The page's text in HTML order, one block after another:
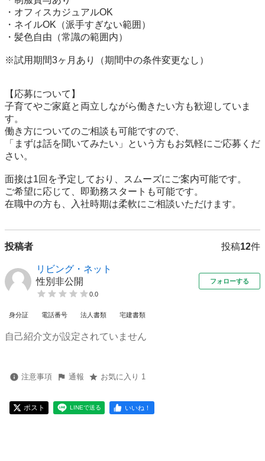
・オフィスカジュアルOK
・ネイルOK（派手すぎない範囲）
・髪色自由（常識の範囲内）
※試用期間3ヶ月あり（期間中の条件変更なし）
【応募について】
子育てやご家庭と両立しながら働きたい方も歓迎していま
す。
働き方についてのご相談も可能ですので、
「まずは話を聞いてみたい」という方もお気軽にご応募くだ
さい。
面接は1回を予定しており、スムーズにご案内可能です。
ご希望に応じて、即勤務スタートも可能です。
在職中の方も、入社時期は柔軟にご相談いただけます。
投稿者 投稿12件
リビング・ネット
性別非公開
0.0
フォローする
身分証 電話番号 法人書類 宅建書類
自己紹介文が設定されていません
注意事項 通報 お気に入り 1
ポスト LINEで送る いいね！